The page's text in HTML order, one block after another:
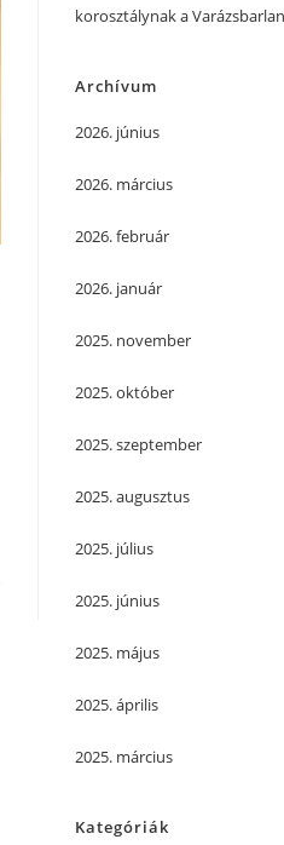
korosztálynak a
Archívum
2026. június
2026. március
2026. február
2026. január
2025. november
2025. október
2025. szeptember
2025. augusztus
2025. július
2025. június
2025. május
2025. április
2025. március
Kategóriák